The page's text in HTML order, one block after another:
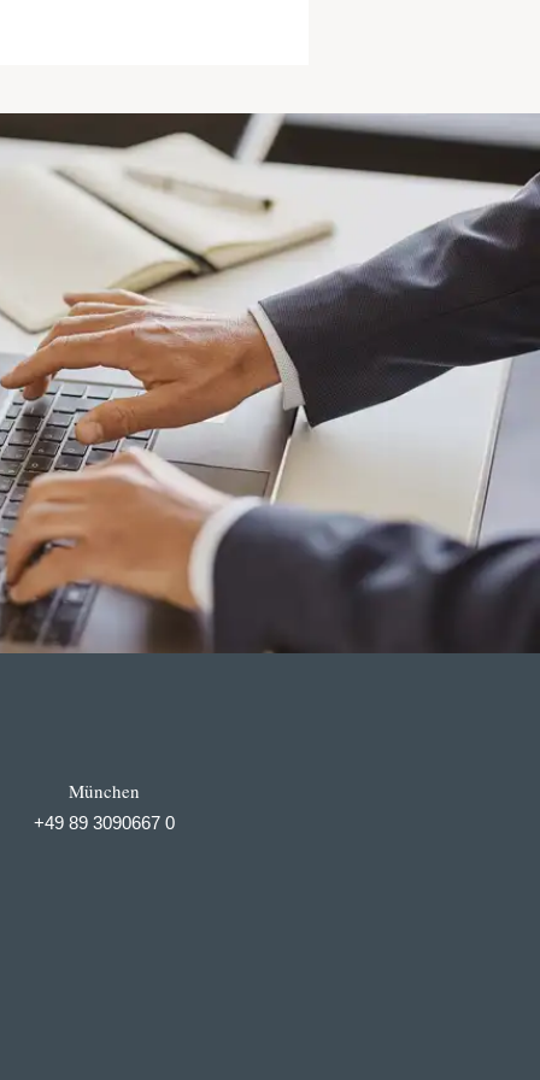
München
+49 89 3090667 0